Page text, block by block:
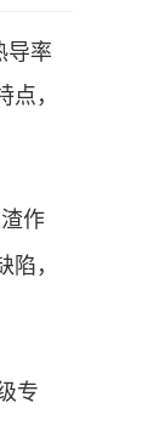
导率
，
作
，
专